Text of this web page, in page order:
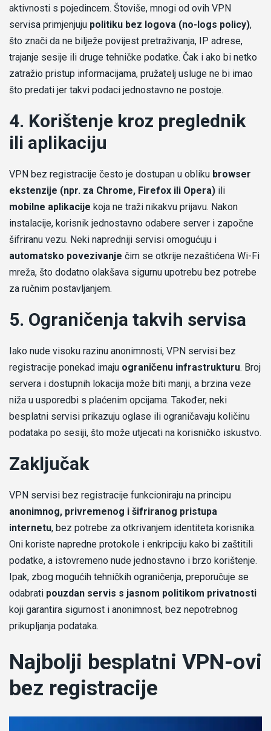
aktivnosti s pojedincem. Štoviše, mnogi od ovih VPN
servisa primjenjuju politiku bez logova (no-logs policy),
što znači da ne bilježe povijest pretraživanja, IP adrese,
trajanje sesije ili druge tehničke podatke. Čak i ako bi netko
zatražio pristup informacijama, pružatelj usluge ne bi imao
što predati jer takvi podaci jednostavno ne postoje.
4. Korištenje kroz preglednik
ili aplikaciju
VPN bez registracije često je dostupan u obliku browser
ekstenzije (npr. za Chrome, Firefox ili Opera) ili
mobilne aplikacije koja ne traži nikakvu prijavu. Nakon
instalacije, korisnik jednostavno odabere server i započne
šifriranu vezu. Neki napredniji servisi omogućuju i
automatsko povezivanje čim se otkrije nezaštićena Wi-Fi
mreža, što dodatno olakšava sigurnu upotrebu bez potrebe
za ručnim postavljanjem.
5. Ograničenja takvih servisa
Iako nude visoku razinu anonimnosti, VPN servisi bez
registracije ponekad imaju ograničenu infrastrukturu. Broj
servera i dostupnih lokacija može biti manji, a brzina veze
niža u usporedbi s plaćenim opcijama. Također, neki
besplatni servisi prikazuju oglase ili ograničavaju količinu
podataka po sesiji, što može utjecati na korisničko iskustvo.
Zaključak
VPN servisi bez registracije funkcioniraju na principu
anonimnog, privremenog i šifriranog pristupa
internetu, bez potrebe za otkrivanjem identiteta korisnika.
Oni koriste napredne protokole i enkripciju kako bi zaštitili
podatke, a istovremeno nude jednostavno i brzo korištenje.
Ipak, zbog mogućih tehničkih ograničenja, preporučuje se
odabrati pouzdan servis s jasnom politikom privatnosti
koji garantira sigurnost i anonimnost, bez nepotrebnog
prikupljanja podataka.
Najbolji besplatni VPN-ovi
bez registracije